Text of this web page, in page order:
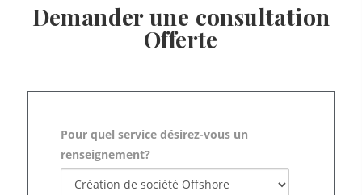
Demander une consultation
Offerte
Pour quel service désirez-vous un
renseignement?